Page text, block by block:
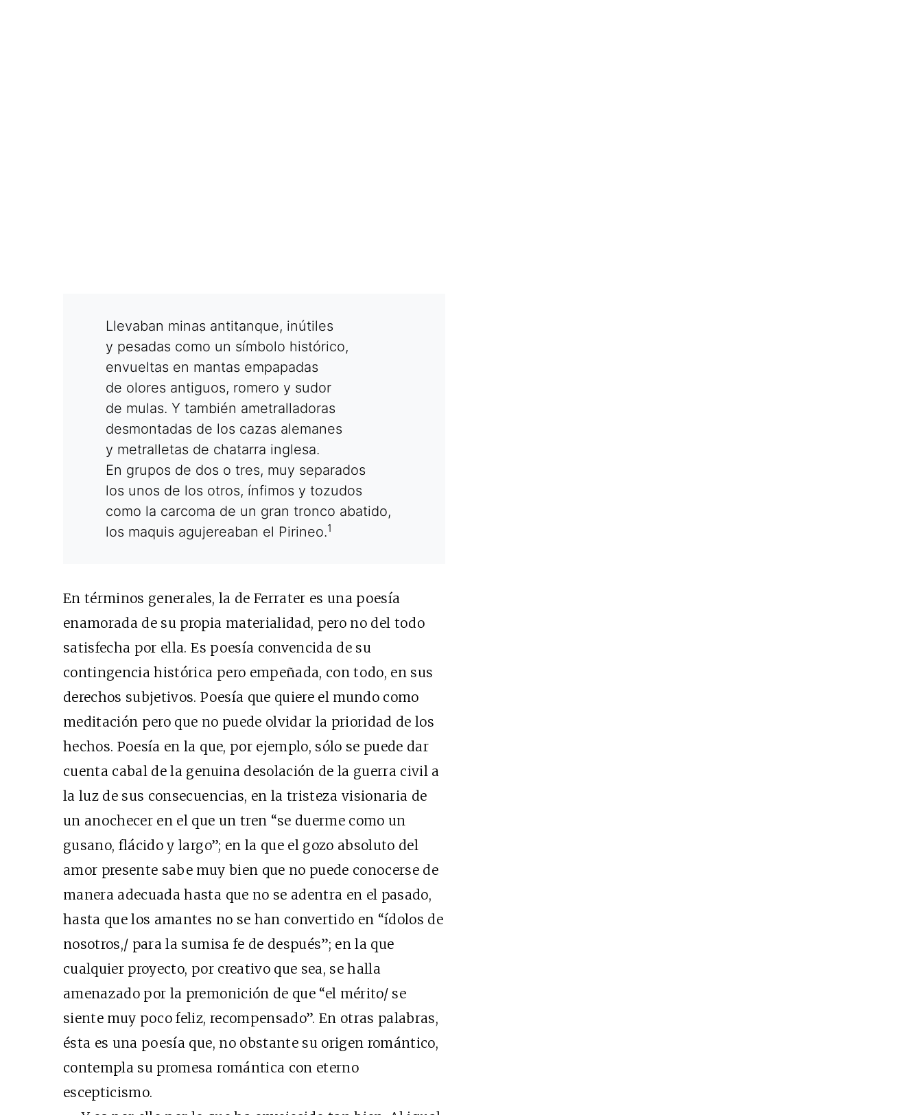
Llevaban minas antitanque, inútiles
y pesadas como un símbolo histórico,
envueltas en mantas empapadas
de olores antiguos, romero y sudor
de mulas. Y también ametralladoras
desmontadas de los cazas alemanes
y metralletas de chatarra inglesa.
En grupos de dos o tres, muy separados
los unos de los otros, ínfimos y tozudos
como la carcoma de un gran tronco abatido,
los maquis agujereaban el Pirineo.1
En términos generales, la de Ferrater es una poesía
enamorada de su propia materialidad, pero no del todo
satisfecha por ella. Es poesía convencida de su
contingencia histórica pero empeñada, con todo, en sus
derechos subjetivos. Poesía que quiere el mundo como
meditación pero que no puede olvidar la prioridad de los
hechos. Poesía en la que, por ejemplo, sólo se puede dar
cuenta cabal de la genuina desolación de la guerra civil a
la luz de sus consecuencias, en la tristeza visionaria de
un anochecer en el que un tren “se duerme como un
gusano, flácido y largo”; en la que el gozo absoluto del
amor presente sabe muy bien que no puede conocerse de
manera adecuada hasta que no se adentra en el pasado,
hasta que los amantes no se han convertido en “ídolos de
nosotros,/ para la sumisa fe de después”; en la que
cualquier proyecto, por creativo que sea, se halla
amenazado por la premonición de que “el mérito/ se
siente muy poco feliz, recompensado”. En otras palabras,
ésta es una poesía que, no obstante su origen romántico,
contempla su promesa romántica con eterno
escepticismo.